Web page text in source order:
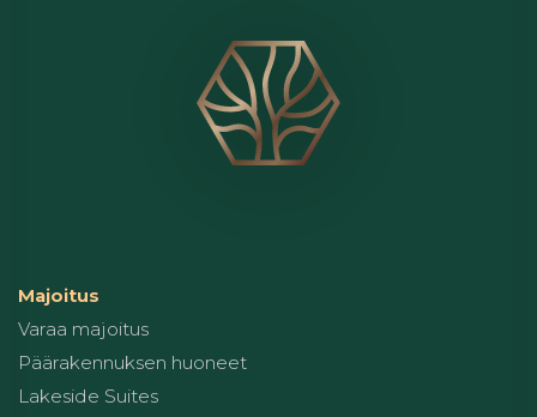
Majoitus
Varaa majoitus
Päärakennuksen huoneet
Lakeside Suites